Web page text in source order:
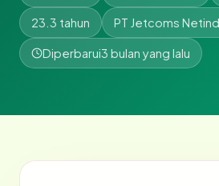
23.3 tahun PT Jetcoms
Diperbarui3 bulan yang lalu